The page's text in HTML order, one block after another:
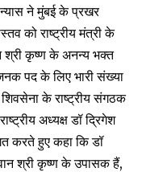
ने मुंबई के प्रखर
को राष्ट्रीय मंत्री के
श्री कृष्ण के अनन्य भक्त
पद के लिए भारी संख्या
के राष्ट्रीय संगठक
अध्यक्ष डॉ द्रिगेश
करते हुए कहा कि डॉ
श्री कृष्ण के उपासक हैं,